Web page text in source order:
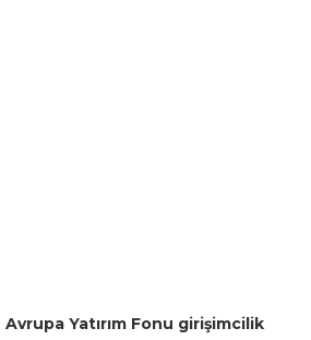
Yatırım Fonu girişimcilik